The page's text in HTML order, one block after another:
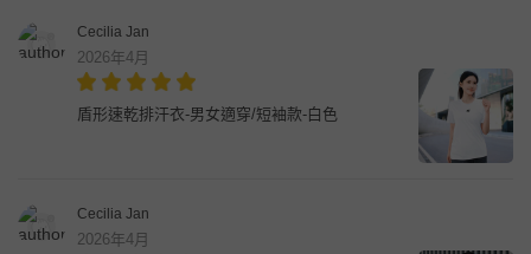
Cecilia Jan
2026年4月
盾形速乾排汗衣-男女適穿/短袖款-白色
Cecilia Jan
2026年4月